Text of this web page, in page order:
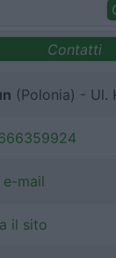
Contatti
(Polonia) - Ul.
e-mail
il sito